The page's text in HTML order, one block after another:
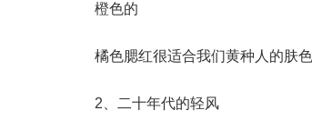
橙色的
橘色腮红很适合我们黄种人的肤
2、二十年代的轻风